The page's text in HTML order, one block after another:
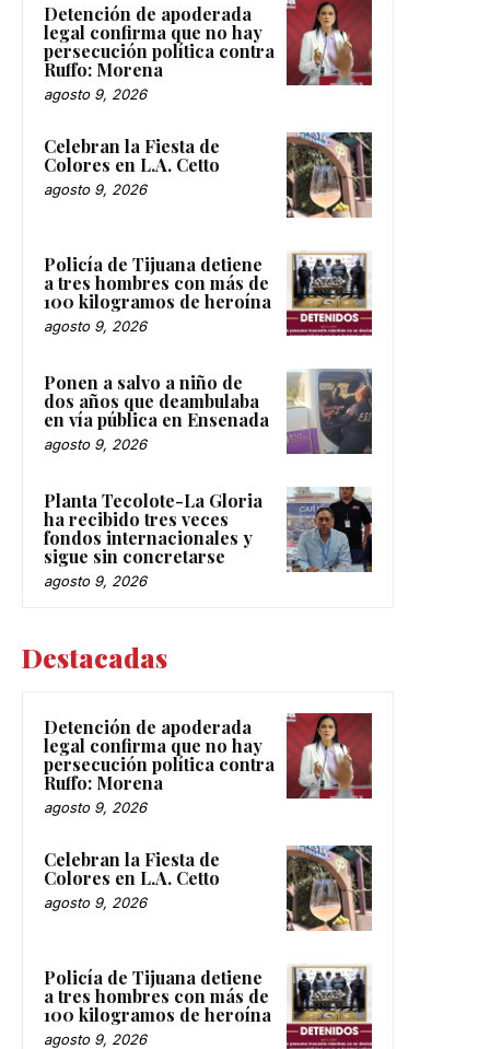
Detención de apoderada
legal confirma que no hay
persecución política contra
Ruffo: Morena
agosto 9, 2026
Celebran la Fiesta de
Colores en L.A. Cetto
agosto 9, 2026
Policía de Tijuana detiene
a tres hombres con más de
100 kilogramos de heroína
agosto 9, 2026
Ponen a salvo a niño de
dos años que deambulaba
en vía pública en Ensenada
agosto 9, 2026
Planta Tecolote-La Gloria
ha recibido tres veces
fondos internacionales y
sigue sin concretarse
agosto 9, 2026
Destacadas
Detención de apoderada
legal confirma que no hay
persecución política contra
Ruffo: Morena
agosto 9, 2026
Celebran la Fiesta de
Colores en L.A. Cetto
agosto 9, 2026
Policía de Tijuana detiene
a tres hombres con más de
100 kilogramos de heroína
agosto 9, 2026